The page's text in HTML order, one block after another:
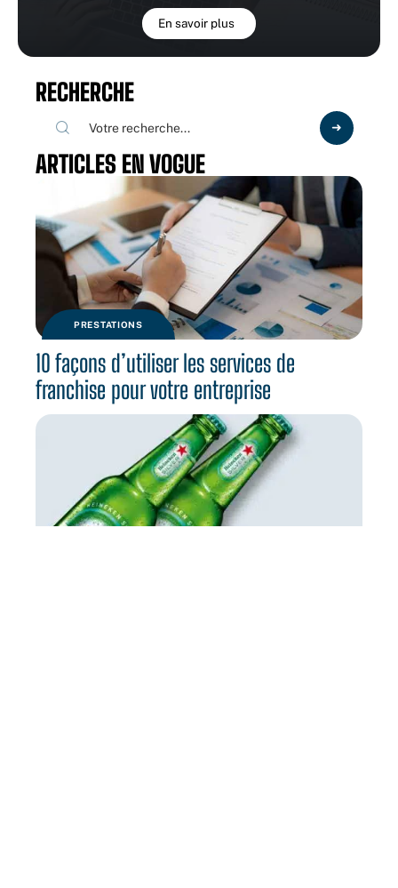
En savoir plus
RECHERCHE
ARTICLES EN VOGUE
PRESTATIONS
10 façons d’utiliser les services de
franchise pour votre entreprise